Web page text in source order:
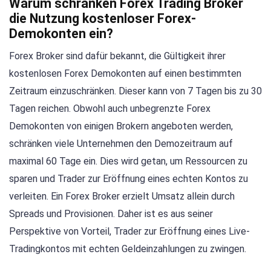
Warum schränken Forex Trading Broker
die Nutzung kostenloser Forex-
Demokonten ein?
Forex Broker sind dafür bekannt, die Gültigkeit ihrer
kostenlosen Forex Demokonten auf einen bestimmten
Zeitraum einzuschränken. Dieser kann von 7 Tagen bis zu 30
Tagen reichen. Obwohl auch unbegrenzte Forex
Demokonten von einigen Brokern angeboten werden,
schränken viele Unternehmen den Demozeitraum auf
maximal 60 Tage ein. Dies wird getan, um Ressourcen zu
sparen und Trader zur Eröffnung eines echten Kontos zu
verleiten. Ein Forex Broker erzielt Umsatz allein durch
Spreads und Provisionen. Daher ist es aus seiner
Perspektive von Vorteil, Trader zur Eröffnung eines Live-
Tradingkontos mit echten Geldeinzahlungen zu zwingen.